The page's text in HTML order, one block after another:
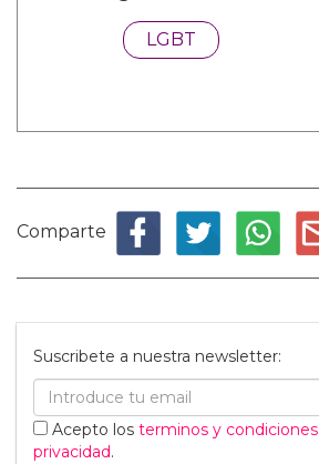
LGBT
Comparte
Suscribete a nuestra newsletter:
Acepto los terminos y condiciones
privacidad.